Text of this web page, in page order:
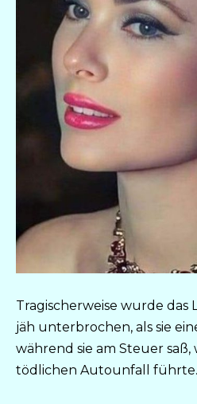
Tragischerweise wurde das
jäh unterbrochen, als sie
während sie am Steuer saß,
tödlichen Autounfall führte.